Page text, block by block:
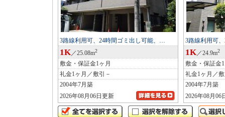
3路線利用可、24時間ゴミ出し可能、…
1K／25.08m2
敷金・保証金1ヶ月
礼金1ヶ月／敷引－
2004年7月築
2026年08月06日更新
3路線利用可
1K／24.9m2
敷金・保証金
礼金1ヶ月／
2004年7月築
2026年08月06